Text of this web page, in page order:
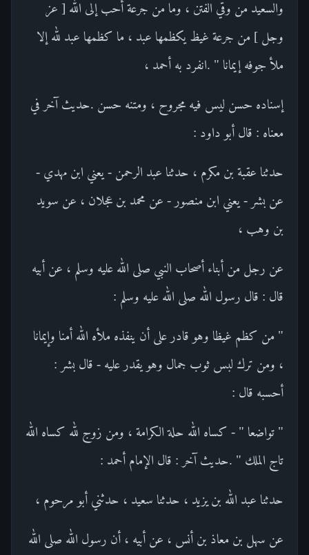
والسعيد من وقي الفتن ، وما من جرعة أحب إلى الله [ عز
وجل ] من جرعة غيظ يكظمها عبد ، ما كظمها عبد لله إلا
ملأ جوفه إيمانا " .انفرد به أحمد ،
إسناده حسن ليس فيه مجروح ، ومتنه حسن .حديث آخر في
معناه : قال أبو داود :
حدثنا عقبة بن مكرم ، حدثنا عبد الرحمن - يعني ابن مهدي -
عن بشر - يعني ابن منصور - عن محمد بن عجلان ، عن سويد
بن وهب ،
عن رجل من أبناء أصحاب النبي صلى الله عليه وسلم ، عن أبيه
قال : قال رسول الله صلى الله عليه وسلم :
" من كظم غيظا وهو قادر على أن ينفذه ملأه الله أمنا وإيمانا
، ومن ترك لبس ثوب جمال وهو يقدر عليه - قال بشر :
أحسبه قال :
" تواضعا " - كساه الله حلة الكرامة ، ومن زوج لله كساه الله
تاج الملك " .حديث آخر : قال الإمام أحمد :
حدثنا عبد الله بن يزيد ، حدثنا سعيد ، حدثني أبو مرحوم ،
عن سهل بن معاذ بن أنس ، عن أبيه ، أن رسول الله صلى الله